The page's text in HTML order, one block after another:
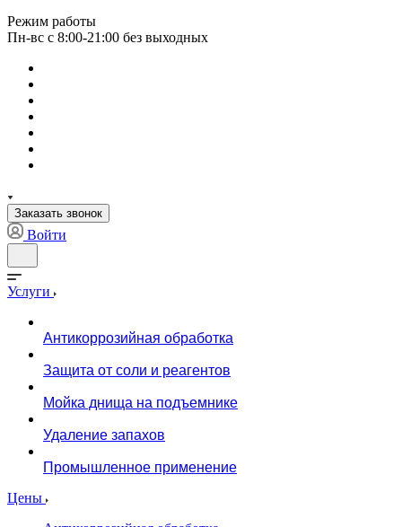
Режим работы
Пн-вс с 8:00-21:00 без выходных
Заказать звонок
Войти
Услуги
Антикоррозийная обработка
Защита от соли и реагентов
Мойка днища на подъемнике
Удаление запахов
Промышленное применение
Цены